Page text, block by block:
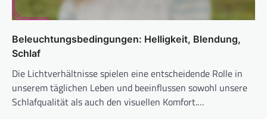
Beleuchtungsbedingungen: Helligkeit, Blendung,
Schlaf
Die Lichtverhältnisse spielen eine entscheidende Rolle in
unserem täglichen Leben und beeinflussen sowohl unsere
Schlafqualität als auch den visuellen Komfort.…